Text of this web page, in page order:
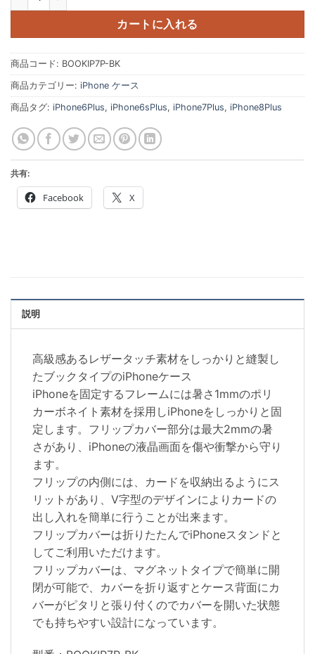
カートに入れる
商品コード: BOOKIP7P-BK
商品カテゴリー: iPhone ケース
商品タグ: iPhone6Plus, iPhone6sPlus, iPhone7Plus, iPhone8Plus
共有:
Facebook X
説明
高級感あるレザータッチ素材をしっかりと縫製し
たブックタイプのiPhoneケース
iPhoneを固定するフレームには暑さ1mmのポリ
カーボネイト素材を採用しiPhoneをしっかりと固
定します。フリップカバー部分は最大2mmの暑
さがあり、iPhoneの液晶画面を傷や衝撃から守り
ます。
フリップの内側には、カードを収納出るようにス
リットがあり、V字型のデザインによりカードの
出し入れを簡単に行うことが出来ます。
フリップカバーは折りたたんでiPhoneスタンドと
してご利用いただけます。
フリップカバーは、マグネットタイプで簡単に開
閉が可能で、カバーを折り返すとケース背面にカ
バーがピタリと張り付くのでカバーを開いた状態
でも持ちやすい設計になっています。